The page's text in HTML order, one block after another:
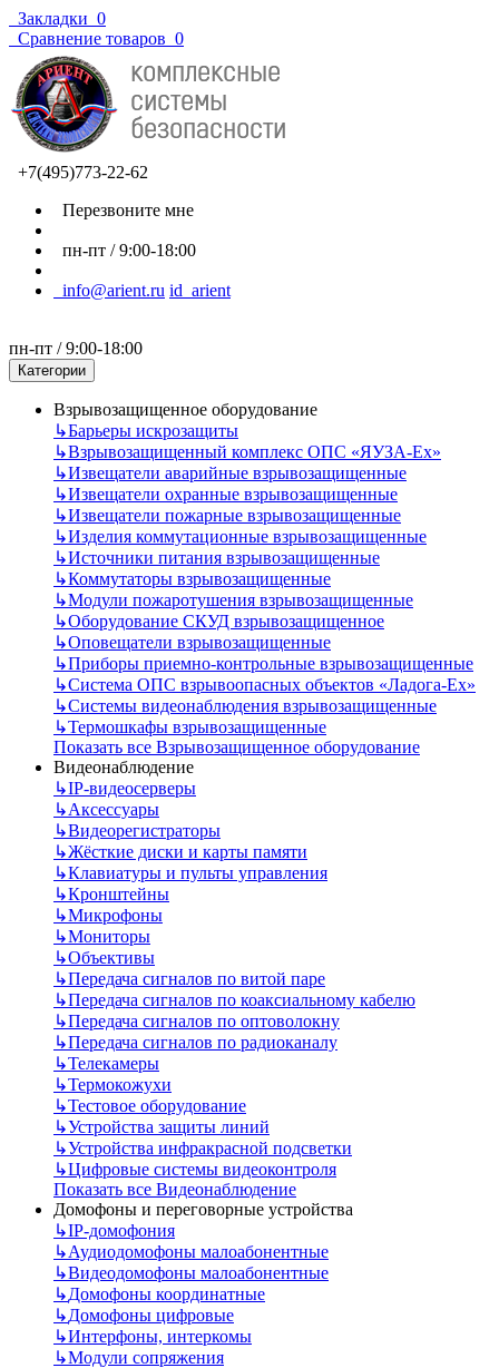
Закладки 0
Сравнение товаров 0
+7(495)773-22-62
Перезвоните мне
пн-пт / 9:00-18:00
info@arient.ru id_arient
пн-пт / 9:00-18:00
Категории
Взрывозащищенное оборудование
↳Барьеры искрозащиты
↳Взрывозащищенный комплекс ОПС «ЯУЗА-Ех»
↳Извещатели аварийные взрывозащищенные
↳Извещатели охранные взрывозащищенные
↳Извещатели пожарные взрывозащищенные
↳Изделия коммутационные взрывозащищенные
↳Источники питания взрывозащищенные
↳Коммутаторы взрывозащищенные
↳Модули пожаротушения взрывозащищенные
↳Оборудование СКУД взрывозащищенное
↳Оповещатели взрывозащищенные
↳Приборы приемно-контрольные взрывозащищенные
↳Система ОПС взрывоопасных объектов «Ладога-Ex»
↳Системы видеонаблюдения взрывозащищенные
↳Термошкафы взрывозащищенные
Показать все Взрывозащищенное оборудование
Видеонаблюдение
↳IP-видеосерверы
↳Аксессуары
↳Видеорегистраторы
↳Жёсткие диски и карты памяти
↳Клавиатуры и пульты управления
↳Кронштейны
↳Микрофоны
↳Мониторы
↳Объективы
↳Передача сигналов по витой паре
↳Передача сигналов по коаксиальному кабелю
↳Передача сигналов по оптоволокну
↳Передача сигналов по радиоканалу
↳Телекамеры
↳Термокожухи
↳Тестовое оборудование
↳Устройства защиты линий
↳Устройства инфракрасной подсветки
↳Цифровые системы видеоконтроля
Показать все Видеонаблюдение
Домофоны и переговорные устройства
↳IP-домофония
↳Аудиодомофоны малоабонентные
↳Видеодомофоны малоабонентные
↳Домофоны координатные
↳Домофоны цифровые
↳Интерфоны, интеркомы
↳Модули сопряжения